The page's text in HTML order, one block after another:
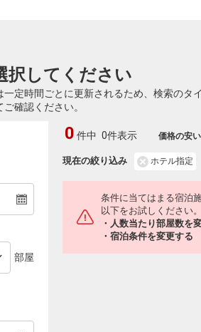
択してください
定時間ごとに更新されるため、検索の
確認ください。
部屋
現在の絞り込み ホテル指定
0 件中 0件表示 価格の安
条件に当てはまる宿泊
以下をお試しください。
・人数当たり部屋数を
・宿泊条件を変更する